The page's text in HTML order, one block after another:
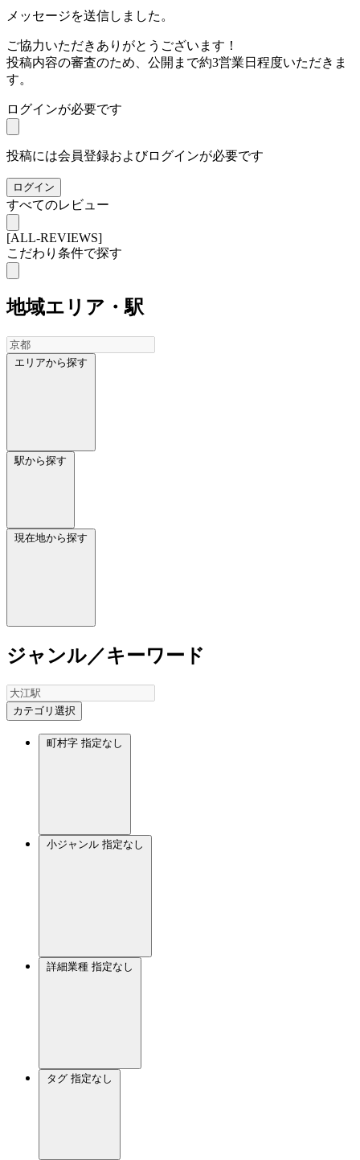
メッセージを送信しました。
ご協力いただきありがとうございます！
投稿内容の審査のため、公開まで約3営業日程度いただきま
す。
ログインが必要です
投稿には会員登録およびログインが必要です
ログイン
すべてのレビュー
[ALL-REVIEWS]
こだわり条件で探す
地域エリア・駅
エリアから探す
駅から探す
現在地から探す
ジャンル／キーワード
カテゴリ選択
町村字 指定なし
小ジャンル 指定なし
詳細業種 指定なし
タグ 指定なし